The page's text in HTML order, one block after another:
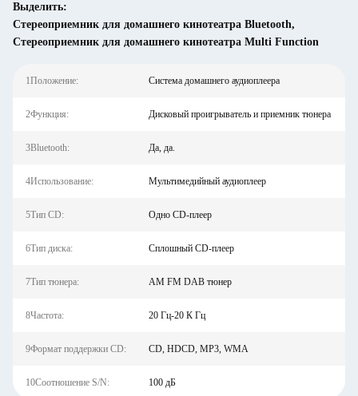
Выделить:
Стереоприемник для домашнего кинотеатра Bluetooth,
Стереоприемник для домашнего кинотеатра Multi Function
1Положение: Система домашнего аудиоплеера
2Функция: Дисковый проигрыватель и приемник тюнера
3Bluetooth: Да, да.
4Использование: Мультимедийный аудиоплеер
5Тип CD: Одно CD-плеер
6Тип диска: Сплошный CD-плеер
7Тип тюнера: AM FM DAB тюнер
8Частота: 20 Гц-20 К Гц
9Формат поддержки CD: CD, HDCD, MP3, WMA
10Соотношение S/N: 100 дБ